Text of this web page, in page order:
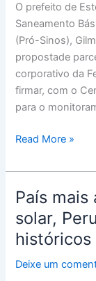
O prefeito de
Saneamento
(Pró-Sinos),
propostade
corporativo da
firmar, com o
para o
monitoramento
da
qualidade
da
água
do
Rio
Sinos
Read More »
País
solar,
históricos
Deixe um
País
mais
afetado
pela
radiação